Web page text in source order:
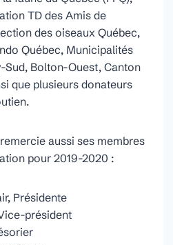
TD des Amis de
des oiseaux Québec,
Québec, Municipalités
Sud, Bolton-Ouest, Canton
que plusieurs donateurs
aussi ses membres
pour 2019-2020 :
Présidente
président